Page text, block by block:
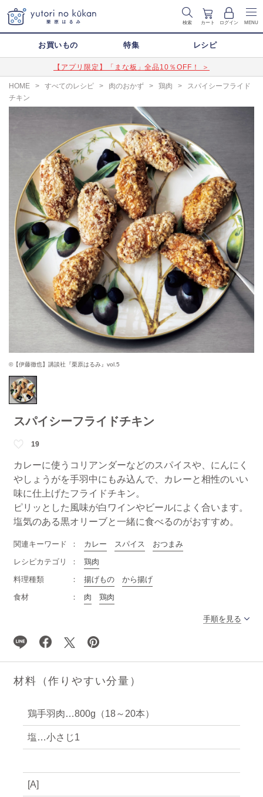
検索 カート ログイン MENU
お買いもの 特集 レシピ
【アプリ限定】「まな板」全品10％OFF！ ＞
HOME > すべてのレシピ > 肉のおかず > 鶏肉 >
スパイシーフライド
チキン
©【伊藤徹也】講談社『栗原はるみ』vol.5
スパイシーフライドチキン
19
カレーに使うコリアンダーなどのスパイスや、にんにく
やしょうがを手羽中にもみ込んで、カレーと相性のいい
味に仕上げたフライドチキン。
ピリッとした風味が白ワインやビールによく合います。
塩気のある黒オリーブと一緒に食べるのがおすすめ。
関連キーワード カレー スパイス
おつまみ
レシピカテゴリ
鶏肉
料理種類
揚げもの
から揚げ
食材
肉 鶏肉
手順を見る
材料（作りやすい分量）
鶏手羽肉…800g（18～20本）
塩…小さじ1
[A]